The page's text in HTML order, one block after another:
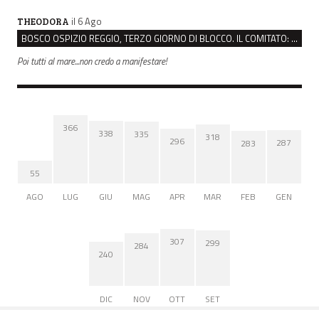
THEODORA il 6 Ago
BOSCO OSPIZIO REGGIO, TERZO GIORNO DI BLOCCO. IL COMITATO: “PRESIDIO FINO A VENERDÌ”
Poi tutti al mare...non credo a manifestare!
55
AGO
366
LUG
338
GIU
335
MAG
296
APR
318
MAR
283
FEB
287
GEN
240
DIC
284
NOV
307
OTT
299
SET